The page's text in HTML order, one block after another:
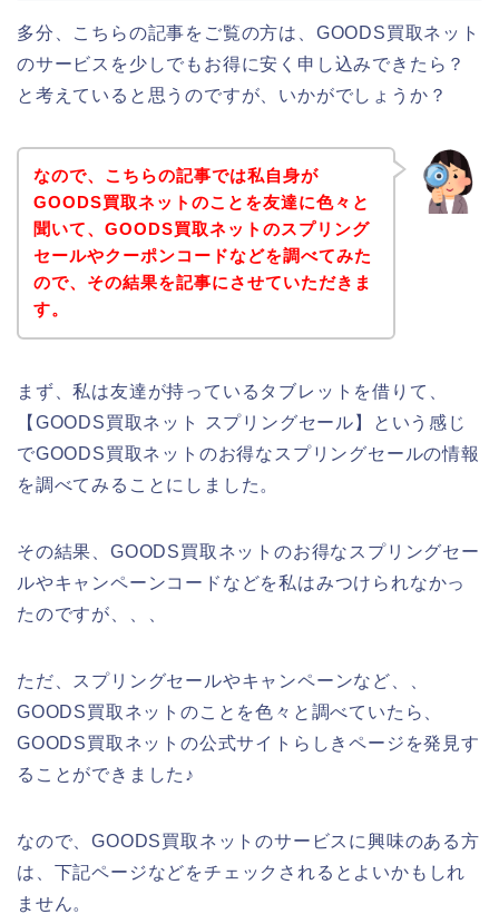
多分、こちらの記事をご覧の方は、GOODS買取ネット
のサービスを少しでもお得に安く申し込みできたら？
と考えていると思うのですが、いかがでしょうか？
なので、こちらの記事では私自身が
GOODS買取ネットのことを友達に色々と
聞いて、GOODS買取ネットのスプリング
セールやクーポンコードなどを調べてみた
ので、その結果を記事にさせていただきま
す。
まず、私は友達が持っているタブレットを借りて、
【GOODS買取ネット スプリングセール】という感じ
でGOODS買取ネットのお得なスプリングセールの情報
を調べてみることにしました。
その結果、GOODS買取ネットのお得なスプリングセー
ルやキャンペーンコードなどを私はみつけられなかっ
たのですが、、、
ただ、スプリングセールやキャンペーンなど、、
GOODS買取ネットのことを色々と調べていたら、
GOODS買取ネットの公式サイトらしきページを発見す
ることができました♪
なので、GOODS買取ネットのサービスに興味のある方
は、下記ページなどをチェックされるとよいかもしれ
ません。